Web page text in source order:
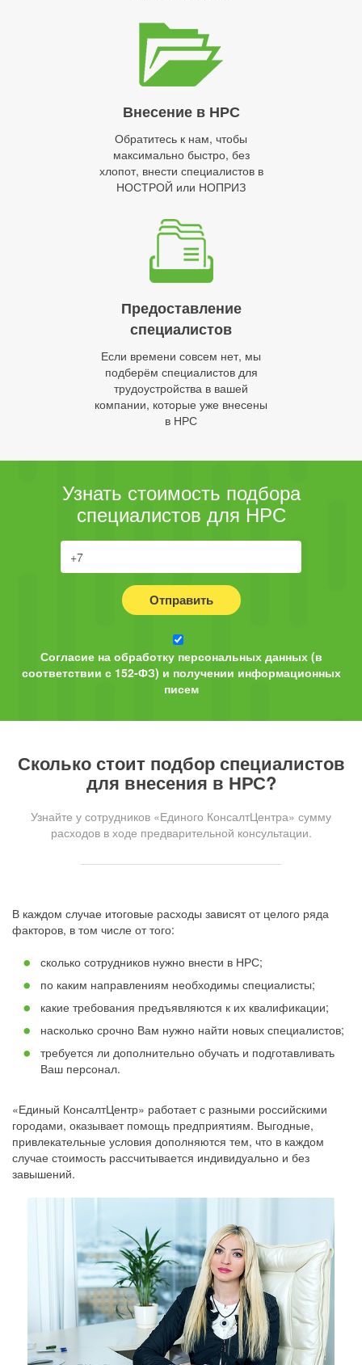
Внесение в НРС
Обратитесь к нам, чтобы
максимально быстро, без
хлопот, внести специалистов в
НОСТРОЙ или НОПРИЗ
Предоставление
специалистов
Если времени совсем нет, мы
подберём специалистов для
трудоустройства в вашей
компании, которые уже внесены
в НРС
Узнать стоимость подбора
специалистов для НРС
Отправить
Согласие на обработку персональных данных (в
соответствии с 152-ФЗ) и получении информационных
писем
Сколько стоит подбор специалистов
для внесения в НРС?
Узнайте у сотрудников «Единого КонсалтЦентра» сумму
расходов в ходе предварительной консультации.
В каждом случае итоговые расходы зависят от целого ряда
факторов, в том числе от того:
сколько сотрудников нужно внести в НРС;
по каким направлениям необходимы специалисты;
какие требования предъявляются к их квалификации;
насколько срочно Вам нужно найти новых специалистов;
требуется ли дополнительно обучать и подготавливать
Ваш персонал.
«Единый КонсалтЦентр» работает с разными российскими
городами, оказывает помощь предприятиям. Выгодные,
привлекательные условия дополняются тем, что в каждом
случае стоимость рассчитывается индивидуально и без
завышений.